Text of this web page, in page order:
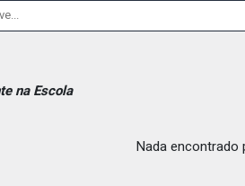
na Escola
Nada encontrado